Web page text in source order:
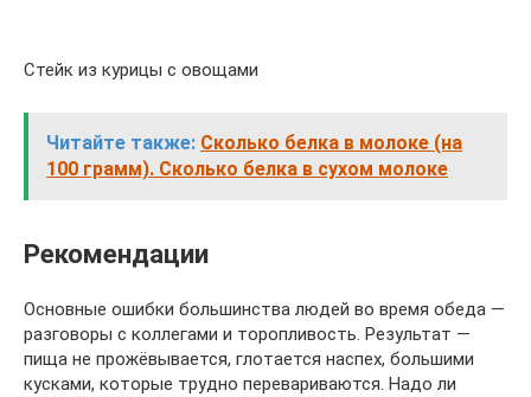
Стейк из курицы с овощами
Читайте также: Сколько белка в молоке (на
100 грамм). Сколько белка в сухом молоке
Рекомендации
Основные ошибки большинства людей во время обеда —
разговоры с коллегами и торопливость. Результат —
пища не прожёвывается, глотается наспех, большими
кусками, которые трудно перевариваются. Надо ли